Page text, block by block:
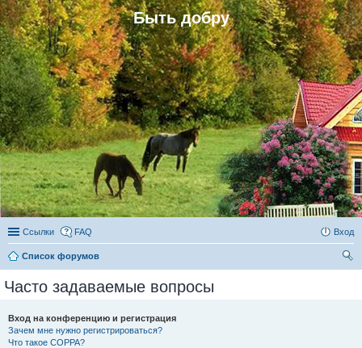
Быть добру
Ссылки FAQ Вход
Список форумов
Часто задаваемые вопросы
Вход на конференцию и регистрация
Зачем мне нужно регистрироваться?
Что такое COPPA?